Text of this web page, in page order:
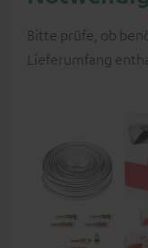
Bitte prüfe, ob
Lieferumfang